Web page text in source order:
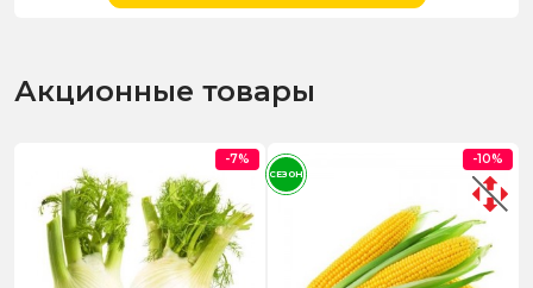
Акционные товары
-7% -10%
СЕЗОН